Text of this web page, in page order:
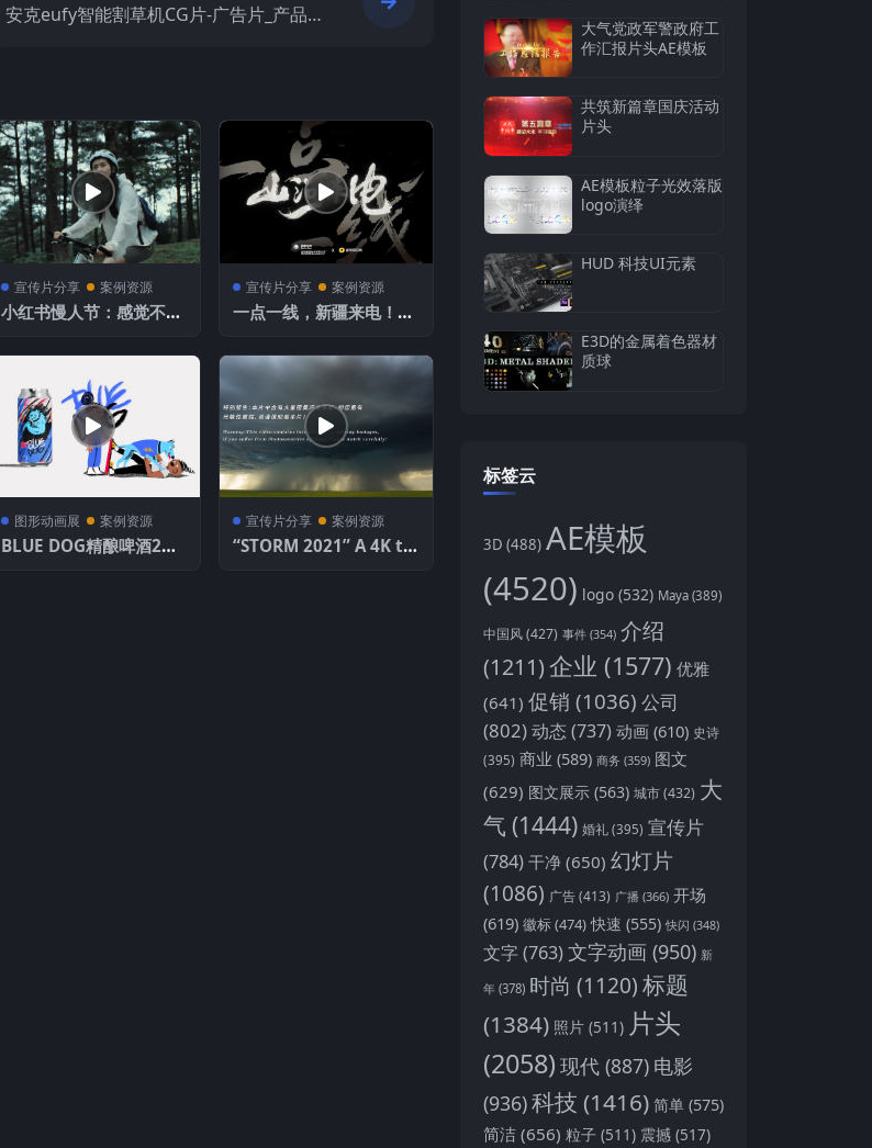
安克eufy智能割草机CG片-广告片_产品广
宣传片分享 案例资源
小红书慢人节：感觉不
宣传片分享 案例资源
一点一线，新疆来电！
究所）
图形动画展 案例资源
BLUE DOG精酿啤酒2D
宣传片分享 案例资源
“STORM 2021” A 4K th
大气党政军警政府工
作汇报片头AE模板
共筑新篇章国庆活动
片头
AE模板粒子光效落版
logo演绎
HUD 科技UI元素
E3D的金属着色器材
质球
标签云
3D (488) AE模板
(4520) logo (532) Maya (389)
中国风(427) 事件 (354) 介绍
(1211)企业 (1577) 优雅
(641) 促销 (1036) 公司
(802)动态 (737) 动画 (610) 史诗
(395) 商业 (589) 商务 (359) 图文
(629) 图文展示 (563) 城市(432) 大
气 (1444) 婚礼 (395) 宣传片
(784) 干净 (650) 幻灯片
(1086) 广告(413) 广播 (366) 开场
(619) 徽标(474) 快速 (555) 快闪 (348)
文字(763)文字动画 (950) 新
年 (378) 时尚 (1120)标题
(1384) 照片 (511) 片头
(2058) 现代 (887) 电影
(936)科技 (1416) 简单 (575)
简洁 (656) 粒子 (511) 震撼 (517)